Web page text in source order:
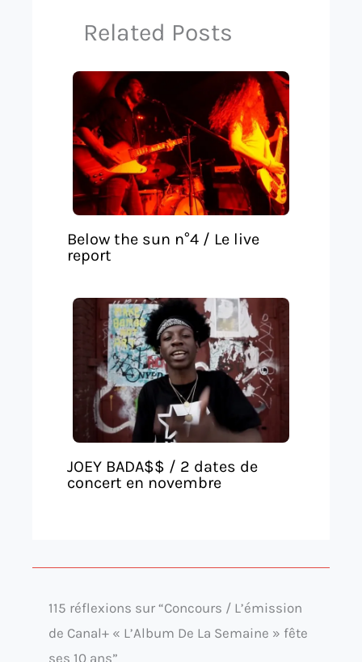
Related Posts
Below the sun n°4 / Le live
report
JOEY BADA$$ / 2 dates de
concert en novembre
115 réflexions sur “Concours / L’émission
de Canal+ « L’Album De La Semaine » fête
ses 10 ans”